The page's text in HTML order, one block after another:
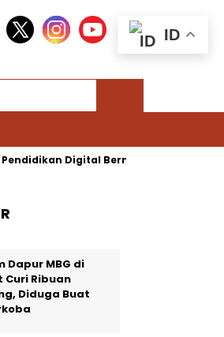
Digital Bernoda: Chromebook
Dapur MBG di
Ribuan
Diduga Buat
ID